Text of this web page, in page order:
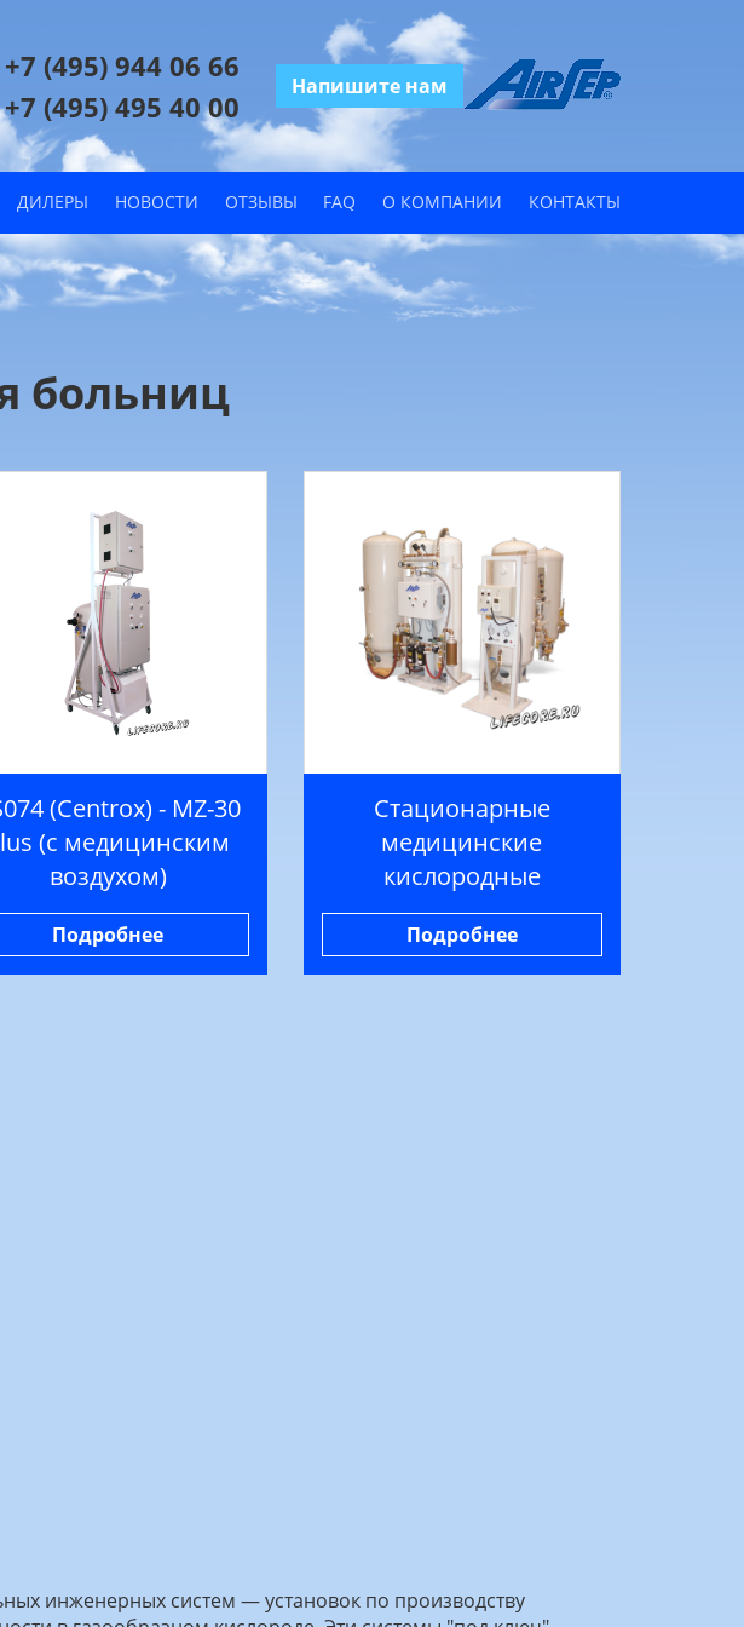
+7 (495) 944 06 66
+7 (495) 495 40 00
Напишите нам
ДИЛЕРЫ НОВОСТИ ОТЗЫВЫ FAQ О КОМПАНИИ КОНТАКТЫ
больниц
(Centrox) - MZ-30
(с медицинским
воздухом)
Подробнее
Стационарные
медицинские
кислородные
установки серии AS
Подробнее
инженерных систем — установок по производству